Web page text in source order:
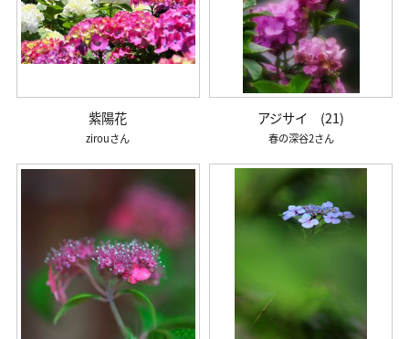
紫陽花
zirou
アジサイ (21)
春の深谷2